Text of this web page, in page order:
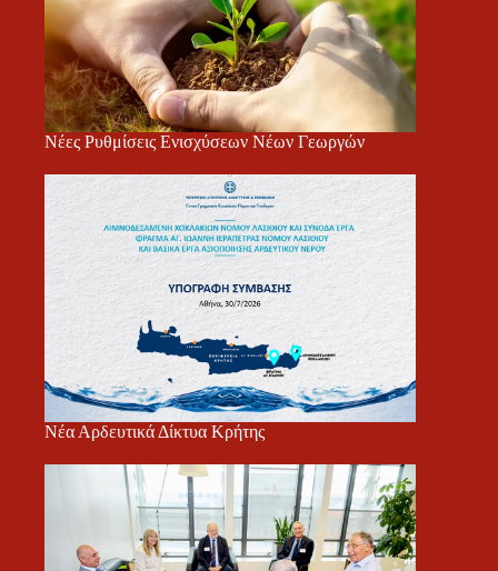
Νέες Ρυθμίσεις Ενισχύσεων Νέων Γεωργών
Νέα Αρδευτικά Δίκτυα Κρήτης